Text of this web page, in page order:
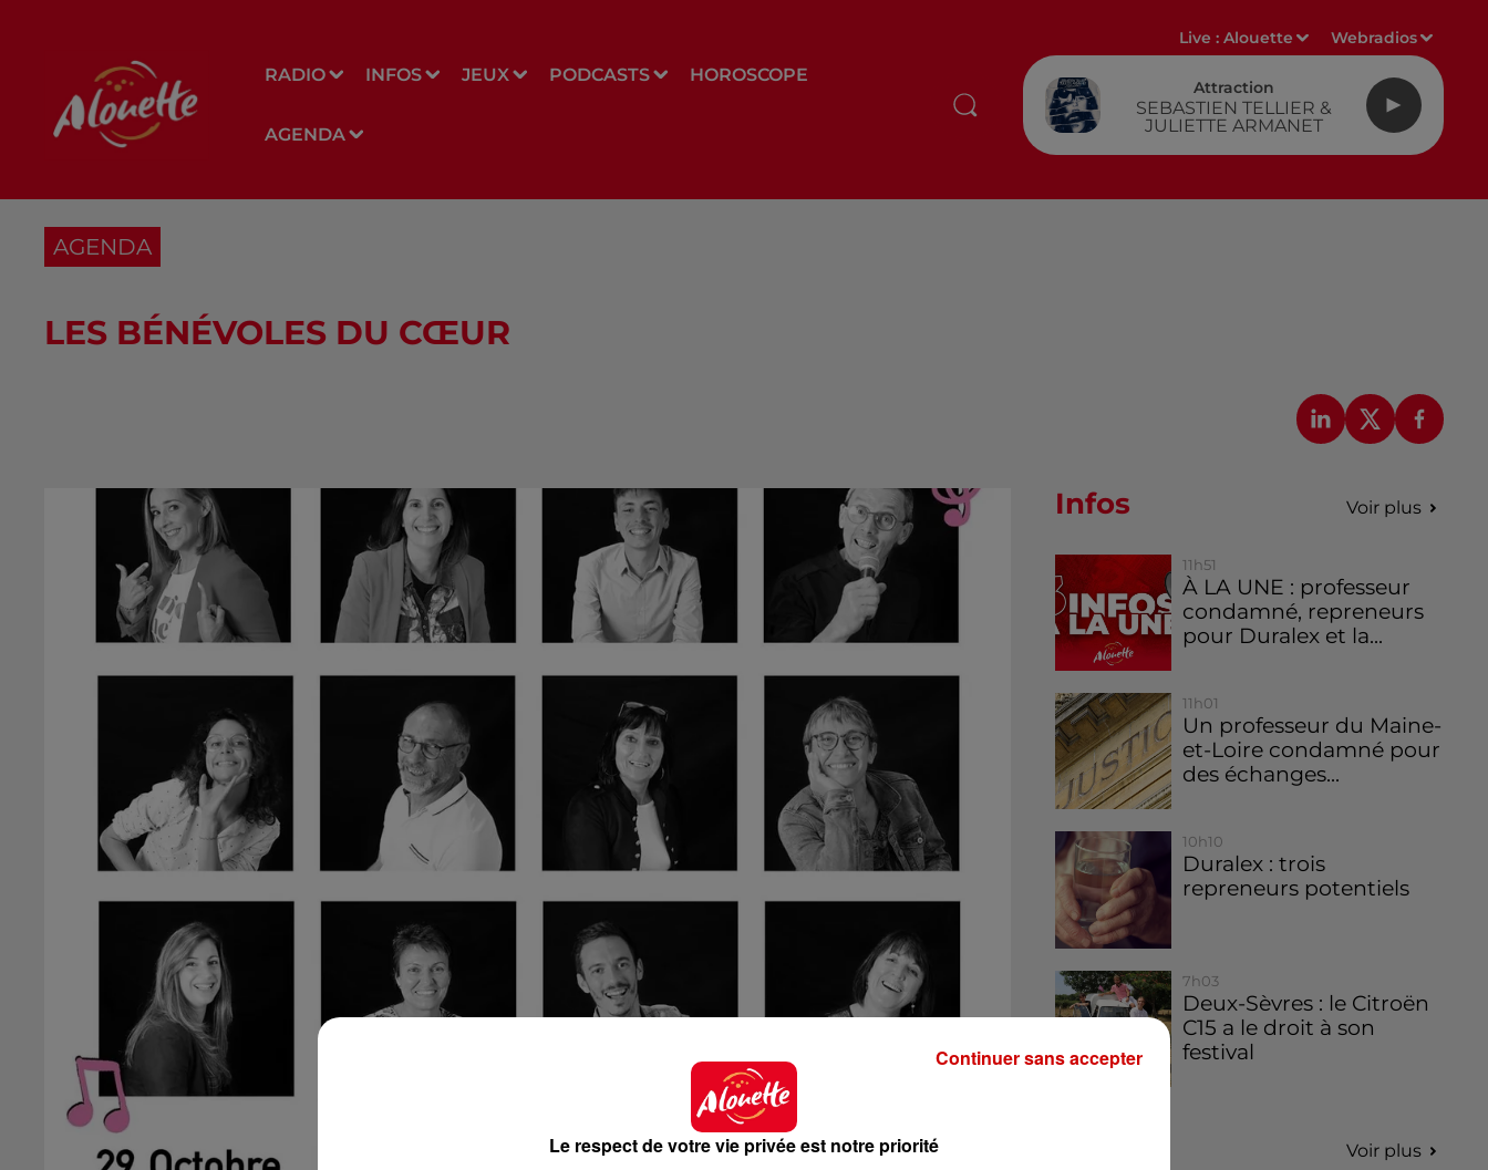
RADIO INFOS JEUX PODCASTS HOROSCOPE
AGENDA
Live :Alouette Webradios
Attraction
SEBASTIEN TELLIER &
JULIETTE ARMANET
AGENDA
LES BÉNÉVOLES DU CŒUR
Infos Voir plus
11h51
À LA UNE : professeur
condamné, repreneurs
pour Duralex et la...
11h01
Un professeur du Maine-
et-Loire condamné pour
des échanges...
10h10
Duralex : trois
repreneurs potentiels
7h03
Deux-Sèvres : le Citroën
C15 a le droit à son
festival
Voir plus
Le respect de votre vie privée est notre priorité
Continuer sans accepter